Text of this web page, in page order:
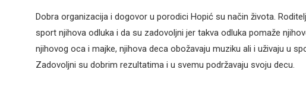
Dobra organizacija i dogovor u porodici Hopić su način života.
sport njihova odluka i da su zadovoljni jer takva odluka pomaže
njihovog oca i majke, njihova deca obožavaju muziku ali i uživaju u
Zadovoljni su dobrim rezultatima i u svemu podržavaju svoju decu.